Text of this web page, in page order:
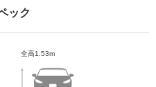
ック
全高1.53m